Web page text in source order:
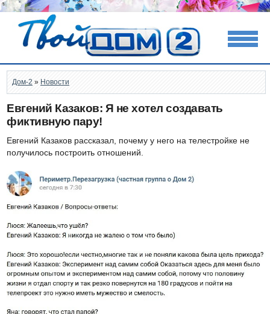
Дом-2 » Новости
Евгений Казаков: Я не хотел создавать
фиктивную пару!
Евгений Казаков рассказал, почему у него на телестройке не
получилось построить отношений.